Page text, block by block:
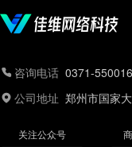
咨询电话 0371-
公司地址 郑州市国家
关注公众号